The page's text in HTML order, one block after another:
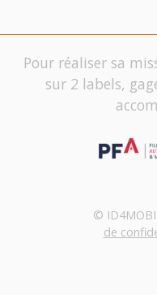
Pour réaliser sa
sur 2 labels,
©
de